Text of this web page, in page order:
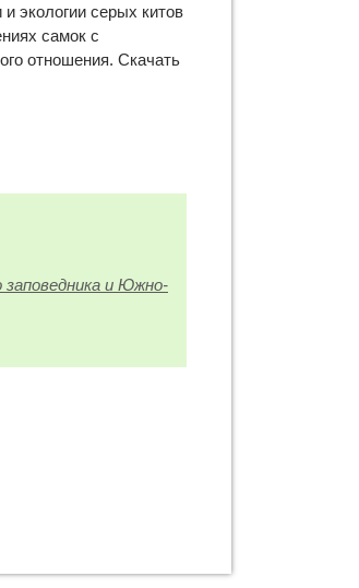
экологии серых китов
самок с
отношения. Скачать
заповедника и Южно-